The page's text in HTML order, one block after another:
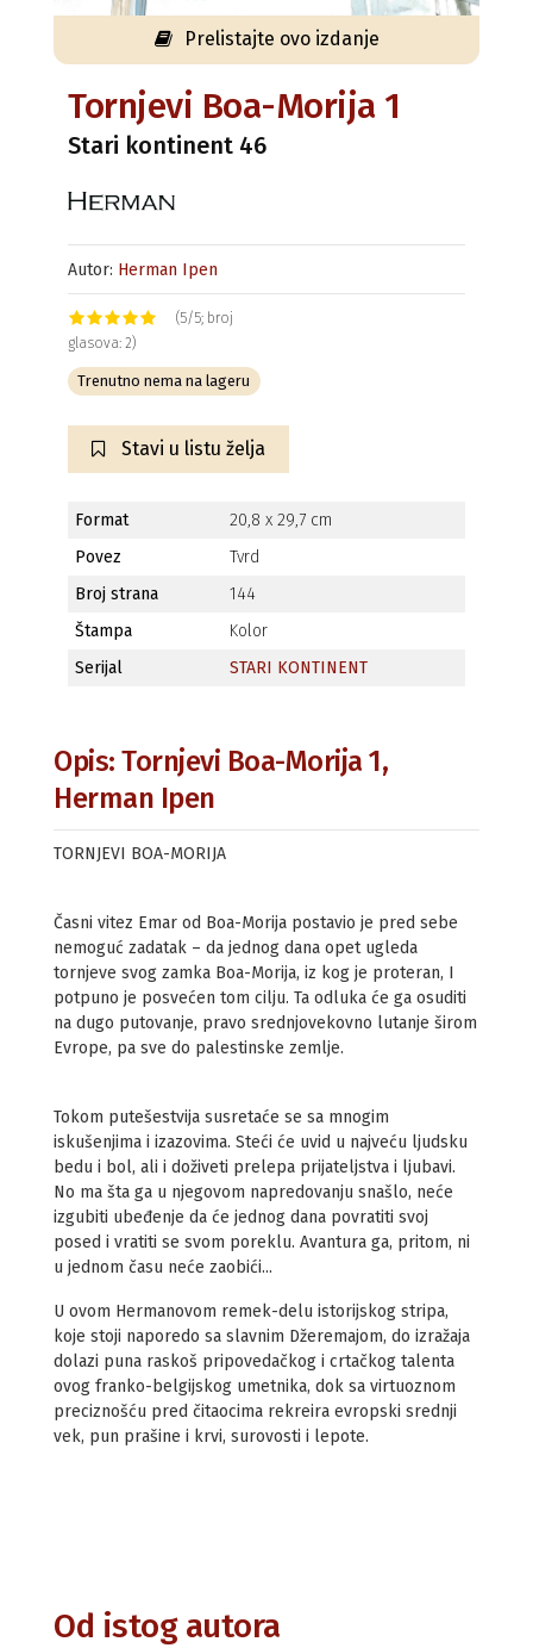
Prelistajte ovo izdanje
Tornjevi Boa-Morija 1
Stari kontinent 46
Autor: Herman Ipen
(5/5; broj
glasova: 2)
Trenutno nema na lageru
Stavi u listu želja
Format
20,8 x 29,7 cm
Povez
Tvrd
Broj strana
144
Štampa
Kolor
Serijal
STARI KONTINENT
Opis: Tornjevi Boa-Morija 1,
Herman Ipen
TORNJEVI BOA-MORIJA
Časni vitez Emar od Boa-Morija postavio je pred sebe
nemoguć zadatak – da jednog dana opet ugleda
tornjeve svog zamka Boa-Morija, iz kog je proteran, I
potpuno je posvećen tom cilju. Ta odluka će ga osuditi
na dugo putovanje, pravo srednjovekovno lutanje širom
Evrope, pa sve do palestinske zemlje.
Tokom putešestvija susretaće se sa mnogim
iskušenjima i izazovima. Steći će uvid u najveću ljudsku
bedu i bol, ali i doživeti prelepa prijateljstva i ljubavi.
No ma šta ga u njegovom napredovanju snašlo, neće
izgubiti ubeđenje da će jednog dana povratiti svoj
posed i vratiti se svom poreklu. Avantura ga, pritom, ni
u jednom času neće zaobići...
U ovom Hermanovom remek-delu istorijskog stripa,
koje stoji naporedo sa slavnim Džeremajom, do izražaja
dolazi puna raskoš pripovedačkog i crtačkog talenta
ovog franko-belgijskog umetnika, dok sa virtuoznom
preciznošću pred čitaocima rekreira evropski srednji
vek, pun prašine i krvi, surovosti i lepote.
Od istog autora